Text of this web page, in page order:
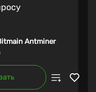
Antminer